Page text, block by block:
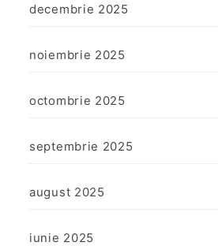
decembrie 2025
noiembrie 2025
octombrie 2025
septembrie 2025
august 2025
iunie 2025